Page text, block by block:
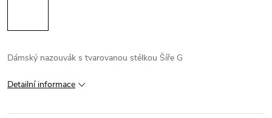
Dámský nazouvák s tvarovanou stélkou Šíře G
Detailní informace